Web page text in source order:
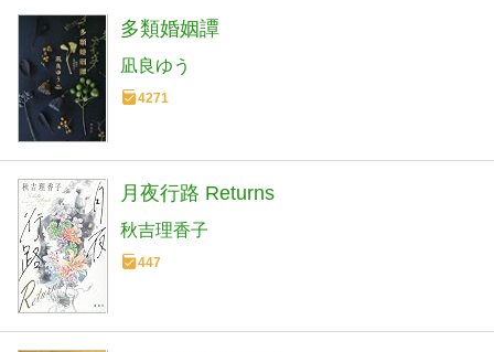
多類婚姻譚
凪良ゆう
4271
月夜行路 Returns
秋吉理香子
447